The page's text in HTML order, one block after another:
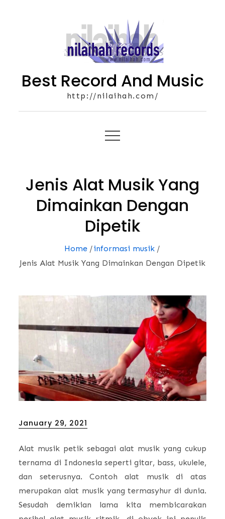
Best Record And Music
http://nilaihah.com/
Jenis Alat Musik Yang
Dimainkan Dengan
Dipetik
Home
informasi musik
Jenis Alat Musik Yang Dimainkan Dengan Dipetik
Posted
January 29, 2021
Alat musik petik sebagai alat musik yang cukup
ternama di Indonesia seperti gitar, bass, ukulele,
dan seterusnya. Contoh alat musik di atas
merupakan alat musik yang termasyhur di dunia.
Sesudah demikian lama kita membicarakan